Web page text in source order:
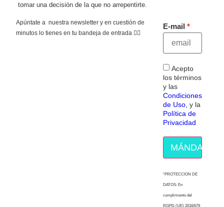
tomar una decisión de la que no arrepentirte.
Apúntate a nuestra newsletter y en cuestión de
minutos lo tienes en tu bandeja de entrada 👇🏻
E-mail
Acepto
los términos
y las
Condiciones
de Uso , y la
Política de
Privacidad
MÁNDAME
“PROTECCION DE
DATOS: En
cumplimiento del
RGPD (UE) 2016/679